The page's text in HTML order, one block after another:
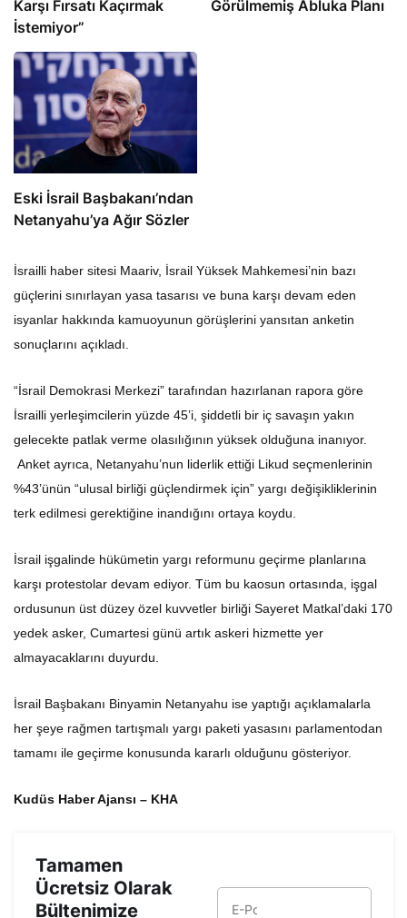
Karşı Fırsatı Kaçırmak
İstemiyor”
Görülmemiş Abluka Planı
Eski İsrail Başbakanı’ndan
Netanyahu’ya Ağır Sözler
İsrailli haber sitesi Maariv, İsrail Yüksek Mahkemesi’nin bazı
güçlerini sınırlayan yasa tasarısı ve buna karşı devam eden
isyanlar hakkında kamuoyunun görüşlerini yansıtan anketin
sonuçlarını açıkladı.
“İsrail Demokrasi Merkezi” tarafından hazırlanan rapora göre
İsrailli yerleşimcilerin yüzde 45’i, şiddetli bir iç savaşın yakın
gelecekte patlak verme olasılığının yüksek olduğuna inanıyor.
Anket ayrıca, Netanyahu’nun liderlik ettiği Likud seçmenlerinin
%43’ünün “ulusal birliği güçlendirmek için” yargı değişikliklerinin
terk edilmesi gerektiğine inandığını ortaya koydu.
İsrail işgalinde hükümetin yargı reformunu geçirme planlarına
karşı protestolar devam ediyor. Tüm bu kaosun ortasında, işgal
ordusunun üst düzey özel kuvvetler birliği Sayeret Matkal’daki 170
yedek asker, Cumartesi günü artık askeri hizmette yer
almayacaklarını duyurdu.
İsrail Başbakanı Binyamin Netanyahu ise yaptığı açıklamalarla
her şeye rağmen tartışmalı yargı paketi yasasını parlamentodan
tamamı ile geçirme konusunda kararlı olduğunu gösteriyor.
Kudüs Haber Ajansı – KHA
Tamamen
Ücretsiz Olarak
Bültenimize